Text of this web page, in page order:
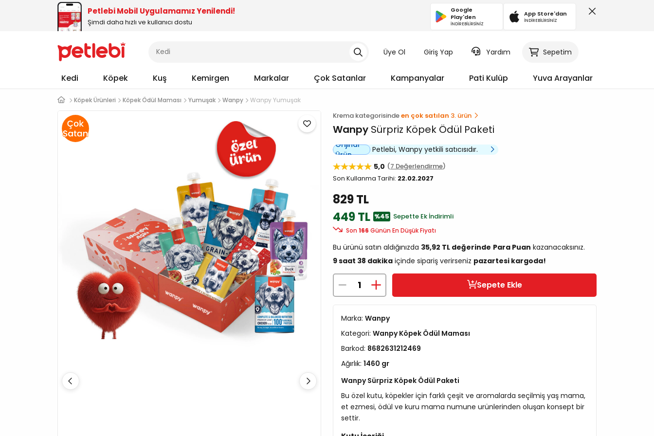
Petlebi Mobil Uygulamamız Yenilendi!
Şimdi daha hızlı ve kullanıcı dostu
Google
Play'den
İNDİREBİLİRSİNİZ
App Store'dan
İNDİREBİLİRSİNİZ
Üye Ol Giriş Yap Yardım Sepetim
Kedi Köpek Kuş Kemirgen Markalar Çok Satanlar Kampanyalar Pati Kulüp Yuva Arayanlar
Köpek Ürünleri Köpek Ödül Maması Yumuşak Wanpy Wanpy Yumuşak
Krema kategorisindeen çok satılan 3. ürün
Wanpy Sürpriz Köpek Ödül Paketi
Orijinal
Ürün
Petlebi, Wanpy yetkili satıcısıdır.
5,0
7 Değerlendirme
Son Kullanma Tarihi: 22.02.2027
829 TL
449 TL %45 Sepette Ek İndirimli
Son 166 Günün En Düşük Fiyatı
Bu ürünü satın aldığınızda 35,92 TL değerinde Para Puan kazanacaksınız.
9 saat 38 dakika içinde sipariş verirseniz pazartesi kargoda!
Sepete Ekle
Marka: Wanpy
Kategori: Wanpy Köpek Ödül Maması
Barkod: 8682631212469
Ağırlık: 1460 gr
Wanpy Sürpriz Köpek Ödül Paketi
Bu özel kutu, köpekler için farklı çeşit ve aromalarda seçilmiş yaş mama,
et ezmesi, ödül ve kuru mama numune urünlerinden oluşan konsept bir
settir.